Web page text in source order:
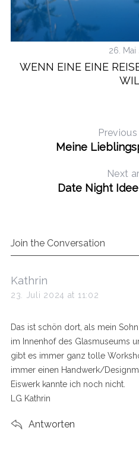
26. Mai
WENN EINE EINE
Meine
Next
Date Night
Join the Conversation
s
a
s
:
Kathrin
23. Juli 2024 at 11:02
Das ist schön dort, als mein
im Innenhof des Glasmuseums
gibt es immer ganz tolle
immer einen Handwerk/
Eiswerk kannte ich noch nicht.
LG Kathrin
Antworten